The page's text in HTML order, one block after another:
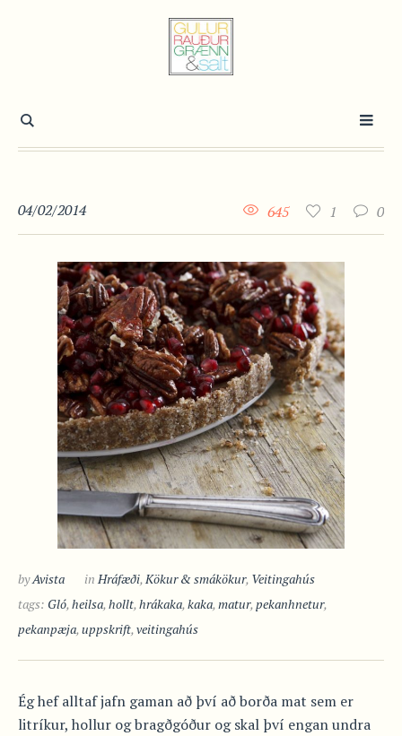
04/02/2014 0
1
645
byAvista in Hráfæði,Kökur & smákökur, Veitingahús
tags: Gló,heilsa,hollt,hrákaka,kaka,matur,pekanhnetur,
pekanpæja,uppskrift,veitingahús
Ég hef alltaf jafn gaman að því að borða mat sem er
litríkur, hollur og bragðgóður og skal því engan undra